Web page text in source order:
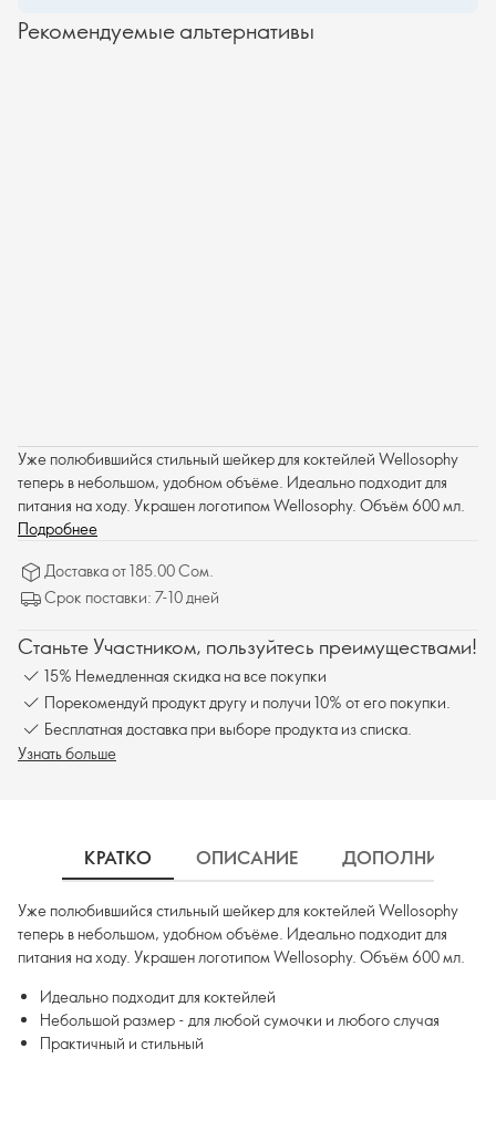
Рекомендуемые альтернативы
Уже полюбившийся стильный шейкер для коктейлей Wellosophy
теперь в небольшом, удобном объёме. Идеально подходит для
питания на ходу. Украшен логотипом Wellosophy. Объём 600 мл.
Подробнее
Доставка от 185.00 Сом.
Срок поставки: 7-10 дней
Станьте Участником, пользуйтесь преимуществами!
15% Немедленная скидка на все покупки
Порекомендуй продукт другу и получи 10% от его покупки.
Бесплатная доставка при выборе продукта из списка.
Узнать больше
КРАТКО ОПИСАНИЕ
Уже полюбившийся стильный шейкер для коктейлей Wellosophy
теперь в небольшом, удобном объёме. Идеально подходит для
питания на ходу. Украшен логотипом Wellosophy. Объём 600 мл.
Идеально подходит для коктейлей
Небольшой размер - для любой сумочки и любого случая
Практичный и стильный